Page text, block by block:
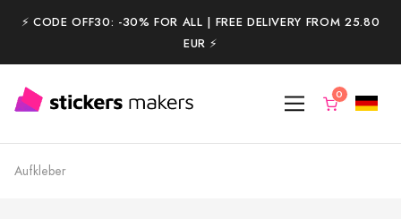
⚡️ CODE OFF30: -30% FOR ALL | FREE DELIVERY FROM 25.80
EUR ⚡️
Aufkleber